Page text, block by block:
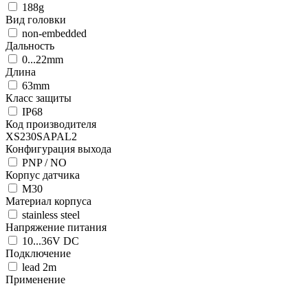
188g
Вид головки
non-embedded
Дальность
0...22mm
Длина
63mm
Класс защиты
IP68
Код производителя
XS230SAPAL2
Конфигурация выхода
PNP / NO
Корпус датчика
M30
Материал корпуса
stainless steel
Напряжение питания
10...36V DC
Подключение
lead 2m
Применение